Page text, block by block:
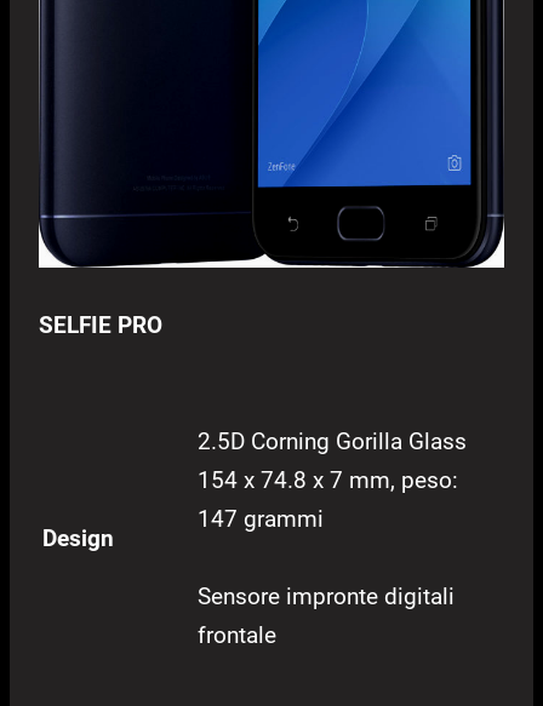
SELFIE PRO
Design
2.5D Corning Gorilla Glass
154 x 74.8 x 7 mm, peso:
147 grammi
Sensore impronte digitali
frontale